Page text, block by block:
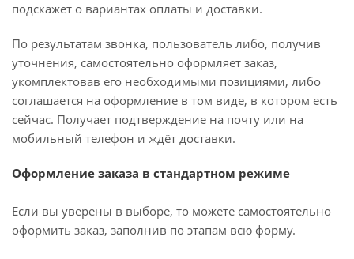
подскажет о вариантах оплаты и доставки.
По результатам звонка, пользователь либо, получив
уточнения, самостоятельно оформляет заказ,
укомплектовав его необходимыми позициями, либо
соглашается на оформление в том виде, в котором есть
сейчас. Получает подтверждение на почту или на
мобильный телефон и ждёт доставки.
Оформление заказа в стандартном режиме
Если вы уверены в выборе, то можете самостоятельно
оформить заказ, заполнив по этапам всю форму.